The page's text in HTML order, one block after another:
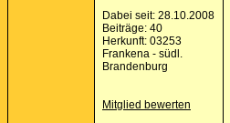
Dabei seit: 28.10.2008
Beiträge: 40
Herkunft: 03253
Frankena - südl.
Brandenburg
Mitglied bewerten